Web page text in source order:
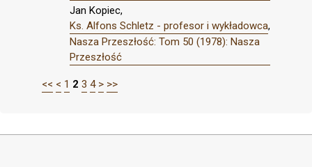
Jan Kopiec,
Ks. Alfons Schletz - profesor i wykładowca,
Nasza Przeszłość: Tom 50 (1978): Nasza
Przeszłość
<< < 1 2 3 4 > >>